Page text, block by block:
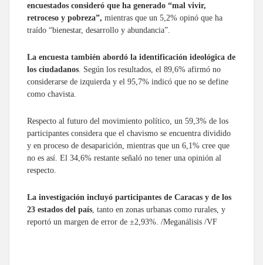
encuestados consideró que ha generado “mal vivir,
retroceso y pobreza”, mientras que un 5,2% opinó que ha
traído “bienestar, desarrollo y abundancia”.
La encuesta también abordó la identificación ideológica de
los ciudadanos . Según los resultados, el 89,6% afirmó no
considerarse de izquierda y el 95,7% indicó que no se define
como chavista.
Respecto al futuro del movimiento político, un 59,3% de los
participantes considera que el chavismo se encuentra dividido
y en proceso de desaparición, mientras que un 6,1% cree que
no es así. El 34,6% restante señaló no tener una opinión al
respecto.
La investigación incluyó participantes de Caracas y de los
23 estados del país , tanto en zonas urbanas como rurales, y
reportó un margen de error de ±2,93%. /Meganálisis /VF